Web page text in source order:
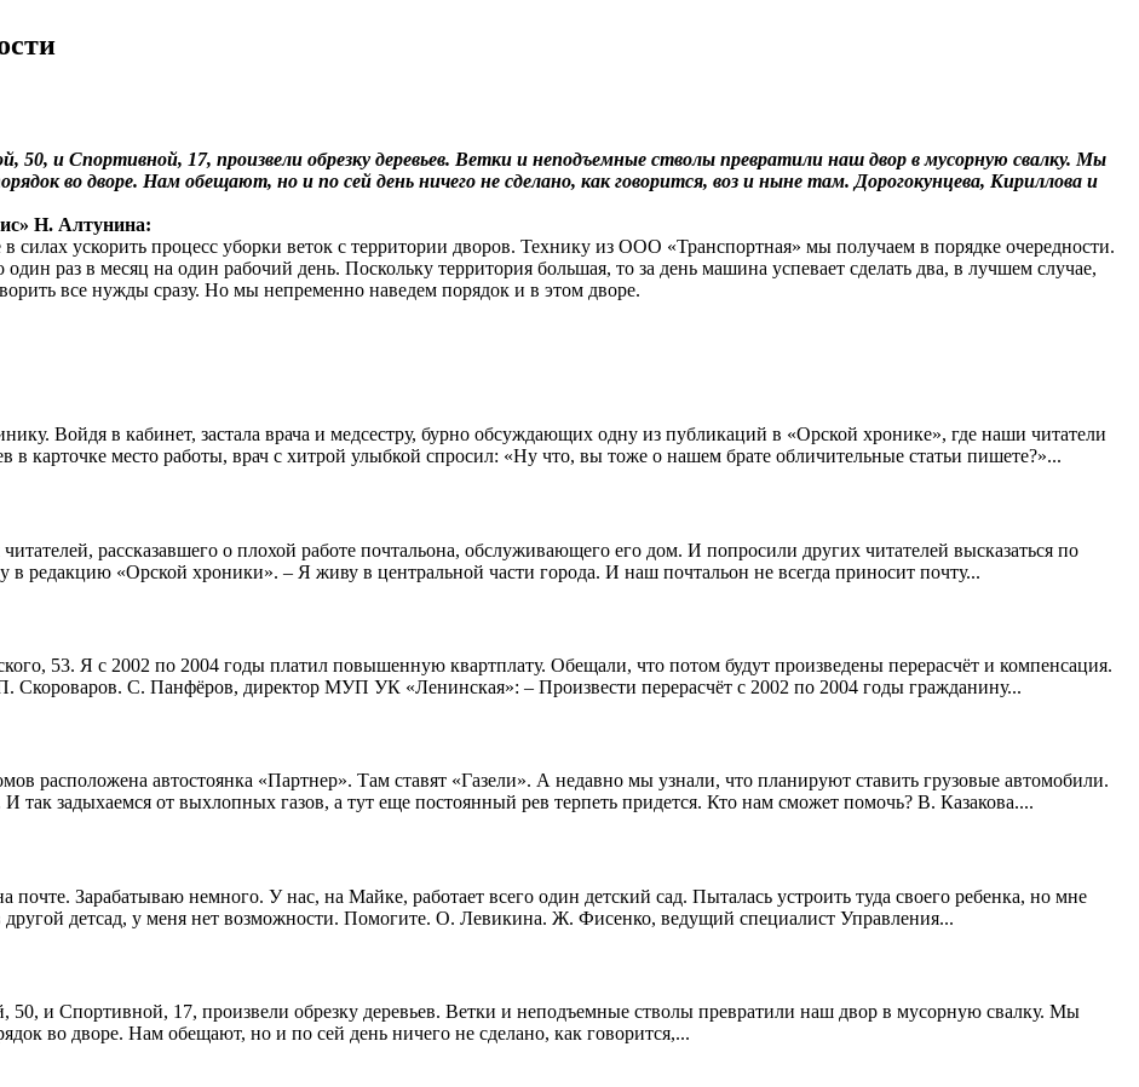
50, и Спортивной, 17, произвели обрезку деревьев. Ветки и неподъемные стволы превратили наш двор в мусорную свалку. Мы
во дворе. Нам обещают, но и по сей день ничего не сделано, как говорится, воз и ныне там. Дорогокунцева, Кириллова и
Н. Алтунина:
ускорить процесс уборки веток с территории дворов. Технику из ООО «Транспортная» мы получаем в порядке очередности.
раз в месяц на один рабочий день. Поскольку территория большая, то за день машина успевает сделать два, в лучшем случае,
все нужды сразу. Но мы непременно наведем порядок и в этом дворе.
Войдя в кабинет, застала врача и медсестру, бурно обсуждающих одну из публикаций в «Орской хронике», где наши читатели
в карточке место работы, врач с хитрой улыбкой спросил: «Ну что, вы тоже о нашем брате обличительные статьи пишете?»...
рассказавшего о плохой работе почтальона, обслуживающего его дом. И попросили других читателей высказаться по
редакцию «Орской хроники». – Я живу в центральной части города. И наш почтальон не всегда приносит почту...
53. Я с 2002 по 2004 годы платил повышенную квартплату. Обещали, что потом будут произведены перерасчёт и компенсация.
Скороваров. С. Панфёров, директор МУП УК «Ленинская»: – Произвести перерасчёт с 2002 по 2004 годы гражданину...
расположена автостоянка «Партнер». Там ставят «Газели». А недавно мы узнали, что планируют ставить грузовые автомобили.
задыхаемся от выхлопных газов, а тут еще постоянный рев терпеть придется. Кто нам сможет помочь? В. Казакова....
Зарабатываю немного. У нас, на Майке, работает всего один детский сад. Пыталась устроить туда своего ребенка, но мне
другой детсад, у меня нет возможности. Помогите. О. Левикина. Ж. Фисенко, ведущий специалист Управления...
и Спортивной, 17, произвели обрезку деревьев. Ветки и неподъемные стволы превратили наш двор в мусорную свалку. Мы
во дворе. Нам обещают, но и по сей день ничего не сделано, как говорится,...